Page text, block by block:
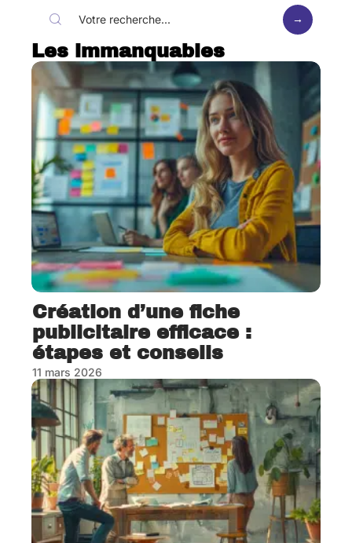
Les immanquables
Création d’une fiche
publicitaire efficace :
étapes et conseils
11 mars 2026